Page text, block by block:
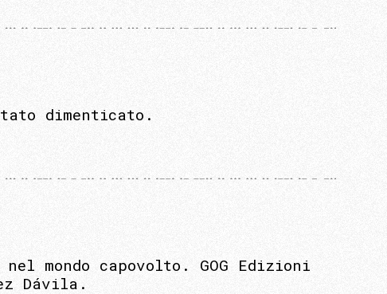
dimenticato.
mondo capovolto. GOG Edizioni
Dávila.